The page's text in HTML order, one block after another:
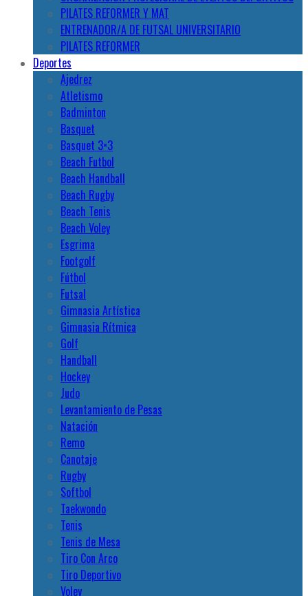
PILATES REFORMER Y MAT
ENTRENADOR/A DE FUTSAL UNIVERSITARIO
PILATES REFORMER
Deportes
Ajedrez
Atletismo
Badminton
Basquet
Basquet 3×3
Beach Futbol
Beach Handball
Beach Rugby
Beach Tenis
Beach Voley
Esgrima
Footgolf
Fútbol
Futsal
Gimnasia Artística
Gimnasia Rítmica
Golf
Handball
Hockey
Judo
Levantamiento de Pesas
Natación
Remo
Canotaje
Rugby
Softbol
Taekwondo
Tenis
Tenis de Mesa
Tiro Con Arco
Tiro Deportivo
Voley